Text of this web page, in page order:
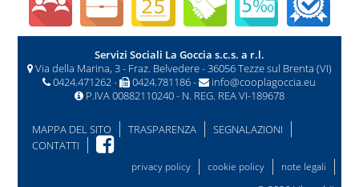
Servizi Sociali La Goccia s.c.s. a r.l.
Via della Marina, 3 - Fraz. Belvedere - 36056 Tezze sul Brenta (VI)
0424.471262 -
0424.781186 -
info@cooplagoccia.eu
P.IVA 00882110240 - N. REG. REA VI-189678
MAPPA DEL SITO TRASPARENZA
SEGNALAZIONI
CONTATTI
privacy policy cookie policy note legali